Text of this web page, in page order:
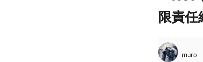
限責
muro